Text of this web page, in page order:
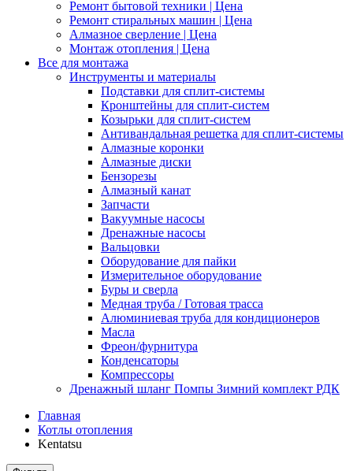
Ремонт бытовой техники | Цена
Ремонт стиральных машин | Цена
Алмазное сверление | Цена
Монтаж отопления | Цена
Все для монтажа
Инструменты и материалы
Подставки для сплит-системы
Кронштейны для сплит-систем
Козырьки для сплит-систем
Антивандальная решетка для сплит-системы
Алмазные коронки
Алмазные диски
Бензорезы
Алмазный канат
Запчасти
Вакуумные насосы
Дренажные насосы
Вальцовки
Оборудование для пайки
Измерительное оборудование
Буры и сверла
Медная труба / Готовая трасса
Алюминиевая труба для кондиционеров
Масла
Фреон/фурнитура
Конденсаторы
Компрессоры
Дренажный шланг Помпы Зимний комплект РДК
Главная
Котлы отопления
Kentatsu